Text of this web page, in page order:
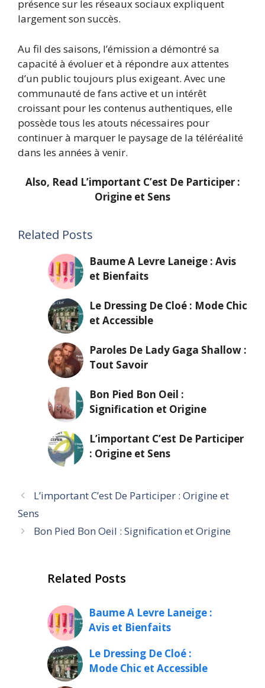
présence sur les réseaux sociaux expliquent
largement son succès.
Au fil des saisons, l’émission a démontré sa
capacité à évoluer et à répondre aux attentes
d’un public toujours plus exigeant. Avec une
communauté de fans active et un intérêt
croissant pour les contenus authentiques, elle
possède tous les atouts nécessaires pour
continuer à marquer le paysage de la téléréalité
dans les années à venir.
Also, Read L’important C’est De Participer :
Origine et Sens
Related Posts
Baume A Levre Laneige : Avis
et Bienfaits
Le Dressing De Cloé : Mode Chic
et Accessible
Paroles De Lady Gaga Shallow :
Tout Savoir
Bon Pied Bon Oeil :
Signification et Origine
L’important C’est De Participer
: Origine et Sens
L’important C’est De Participer : Origine et
Sens
Bon Pied Bon Oeil : Signification et Origine
Related Posts
Baume A Levre Laneige :
Avis et Bienfaits
Le Dressing De Cloé :
Mode Chic et Accessible